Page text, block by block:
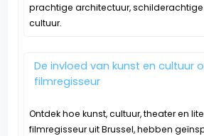
prachtige architectuur, schilderachtige
cultuur.
De invloed van kunst en cultuur
filmregisseur
Ontdek hoe kunst, cultuur, theater en
filmregisseur uit Brussel, hebben